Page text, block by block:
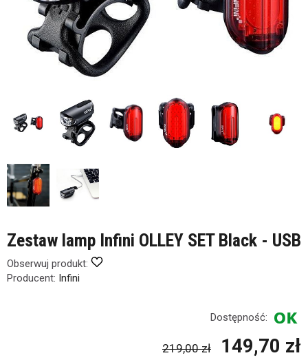
Zestaw lamp Infini OLLEY SET Black - USB
Obserwuj produkt:
Producent: Infini
Dostępność:
219,00 zł 149,70 zł